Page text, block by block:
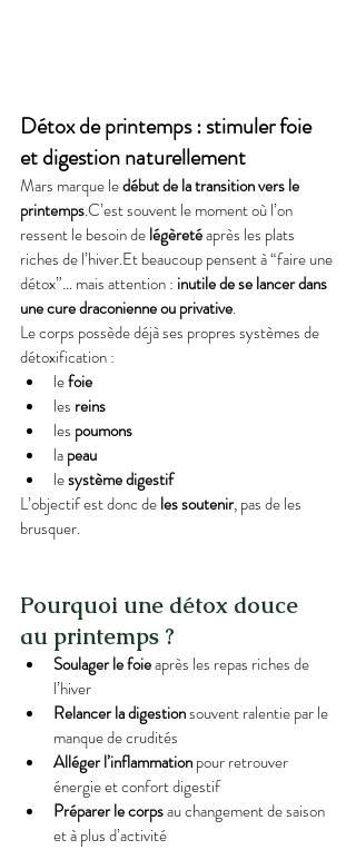
Détox de printemps : stimuler foie
et digestion naturellement
Mars marque le début de la transition vers le
printemps.C’est souvent le moment où l’on
ressent le besoin de légèreté après les plats
riches de l’hiver.Et beaucoup pensent à “faire une
détox”… mais attention : inutile de se lancer dans
une cure draconienne ou privative.
Le corps possède déjà ses propres systèmes de
détoxification :
le foie
les reins
les poumons
la peau
le système digestif
L’objectif est donc de les soutenir, pas de les
brusquer.
Pourquoi une détox douce
au printemps ?
Soulager le foie après les repas riches de
l’hiver
Relancer la digestion souvent ralentie par le
manque de crudités
Alléger l’inflammation pour retrouver
énergie et confort digestif
Préparer le corps au changement de saison
et à plus d’activité